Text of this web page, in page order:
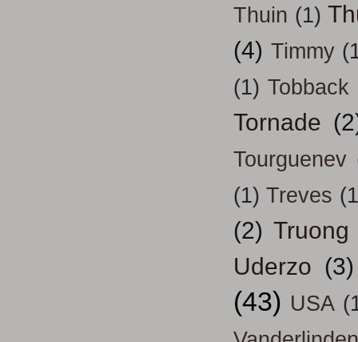
Thuin (1)
(4) Timmy
(1) Tobback
Tornade
Tourguenev
(1) Treves
(2) Truong
Uderzo (3)
(43) USA